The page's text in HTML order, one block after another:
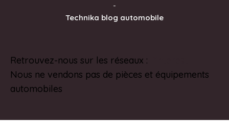
-
Technika blog automobile
Retrouvez-nous sur les réseaux :
Nous ne vendons pas de pièces et équipements
automobiles